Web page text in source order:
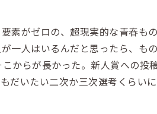
素がゼロの、超現実的な青春も
一人はいるんだと思ったら、も
からが長かった。新人賞への投
いたい二次か三次選考くらいに